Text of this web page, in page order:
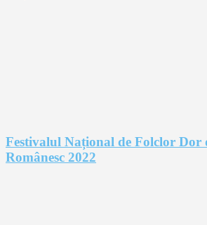
Festivalul Național de Folclor Dor
Românesc 2022